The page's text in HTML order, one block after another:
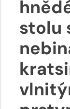
stolu